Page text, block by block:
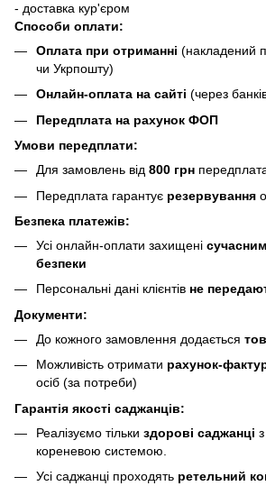
- доставка кур'єром
Способи оплати:
Оплата при отриманні (накладений
чи Укрпошту)
Онлайн-оплата на сайті (через
Передплата на рахунок ФОП
Умови передплати:
Для замовлень від 800 грн
Передплата гарантує резервування
Безпека платежів:
Усі онлайн-оплати захищені
безпеки
Персональні дані клієнтів не
Документи:
До кожного замовлення додається
Можливість отримати рахунок-
осіб (за потреби)
Гарантія якості саджанців:
Реалізуємо тільки здорові саджанці
кореневою системою.
Усі саджанці проходять ретельний